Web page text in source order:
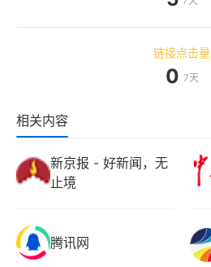
链接点击量
0 7天
相关内容
新京报 - 好新闻，无
止境
腾讯网